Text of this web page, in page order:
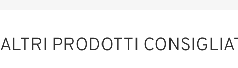
ALTRI PRODOTTI